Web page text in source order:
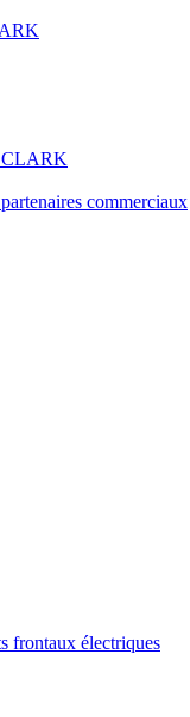
CLARK
commerciaux
frontaux électriques